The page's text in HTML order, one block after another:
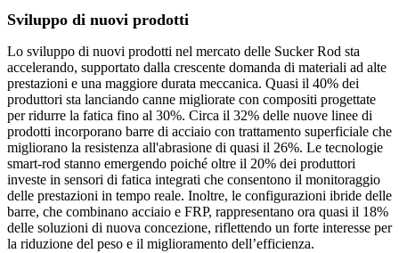
Sviluppo di nuovi prodotti
Lo sviluppo di nuovi prodotti nel mercato delle Sucker Rod sta
accelerando, supportato dalla crescente domanda di materiali ad alte
prestazioni e una maggiore durata meccanica. Quasi il 40% dei
produttori sta lanciando canne migliorate con compositi progettate
per ridurre la fatica fino al 30%. Circa il 32% delle nuove linee di
prodotti incorporano barre di acciaio con trattamento superficiale che
migliorano la resistenza all'abrasione di quasi il 26%. Le tecnologie
smart-rod stanno emergendo poiché oltre il 20% dei produttori
investe in sensori di fatica integrati che consentono il monitoraggio
delle prestazioni in tempo reale. Inoltre, le configurazioni ibride delle
barre, che combinano acciaio e FRP, rappresentano ora quasi il 18%
delle soluzioni di nuova concezione, riflettendo un forte interesse per
la riduzione del peso e il miglioramento dell’efficienza.